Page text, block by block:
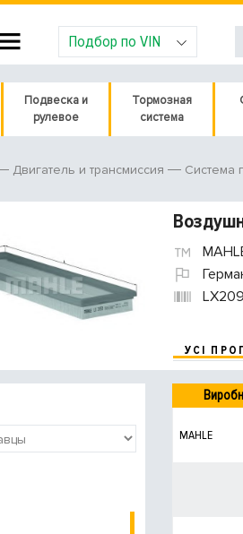
Подбор по VIN
Подвеска и
рулевое
Тормозная
система
Двигатель и трансмиссия Система
УСІ
MAHLE